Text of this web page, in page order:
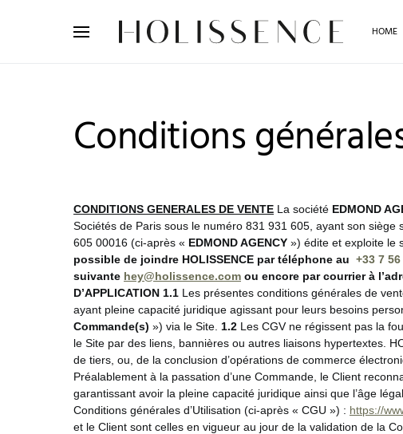
HOME
Conditions
CONDITIONS GENERALES DE VENTE La société EDMOND
Sociétés de Paris sous le numéro 831 931 605, ayant son
605 00016 (ci-après « EDMOND AGENCY ») édite et exploite le
possible de joindre HOLISSENCE par téléphone au ‭‭ +33 7
suivante hey@holissence.com ou encore par courrier à
D’APPLICATION 1.1 Les présentes conditions générales de
ayant pleine capacité juridique agissant pour leurs besoins
Commande(s) ») via le Site. 1.2 Les CGV ne régissent pas la
le Site par des liens, bannières ou autres liaisons hypertextes.
de tiers, ou, de la conclusion d’opérations de commerce
Préalablement à la passation d’une Commande, le Client
garantissant avoir la pleine capacité juridique ainsi que l’âge
Conditions générales d’Utilisation (ci-après « CGU ») : https://
et le Client sont celles en vigueur au jour de la validation de la